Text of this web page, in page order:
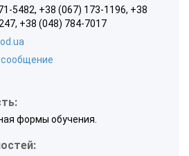
5482, +38 (067) 173-1196, +38
+38 (048) 784-7017
формы обучения.